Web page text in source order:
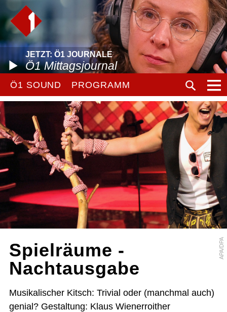
JETZT: Ö1 JOURNALE
Ö1 Mittagsjournal
Ö1 SOUND PROGRAMM
APA/DPA
Spielräume -
Nachtausgabe
Musikalischer Kitsch: Trivial oder (manchmal auch)
genial? Gestaltung: Klaus Wienerroither